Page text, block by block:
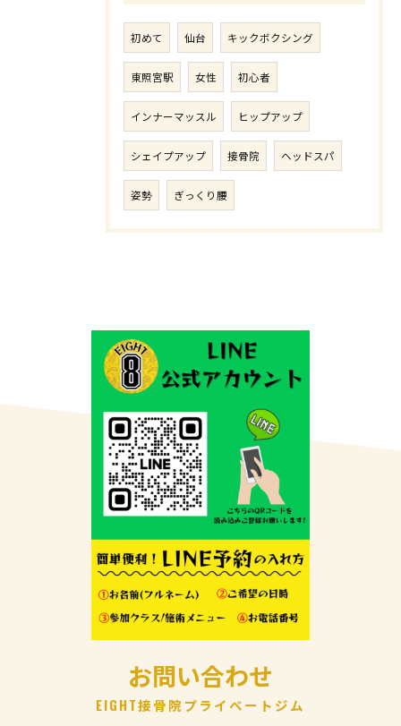
初めて 仙台 キックボクシング
東照宮駅 女性 初心者
インナーマッスル ヒップアップ
シェイプアップ 接骨院 ヘッドスパ
姿勢 ぎっくり腰
お問い合わせ
EIGHT接骨院プライベートジム